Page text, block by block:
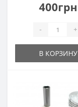
400грн
- +
В КОРЗИНУ